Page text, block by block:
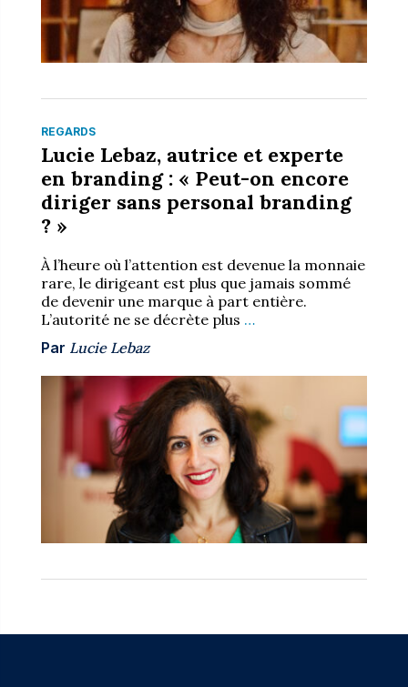
REGARDS
Lucie Lebaz, autrice et experte
en branding : « Peut-on encore
diriger sans personal branding
? »
À l’heure où l’attention est devenue la monnaie
rare, le dirigeant est plus que jamais sommé
de devenir une marque à part entière.
L’autorité ne se décrète plus …
Par Lucie Lebaz